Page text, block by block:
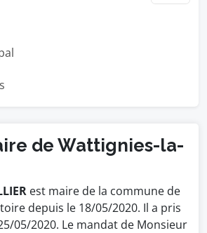
de Wattignies-la-
est maire de la commune de
depuis le 18/05/2020. Il a pris
05/2020. Le mandat de Monsieur